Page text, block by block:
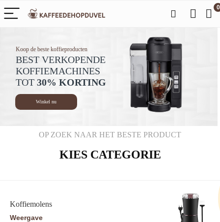
0
BEST VERKOPENDE
KOFFIEMACHINES
TOT 30% KORTING
Koop de beste koffieproducten
Winkel nu
OP ZOEK NAAR HET BESTE PRODUCT
KIES CATEGORIE
Koffiemolens
Weergave